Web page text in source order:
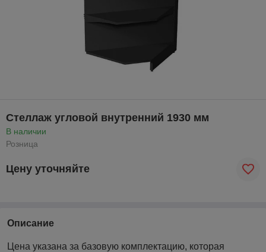
Стеллаж угловой внутренний 1930 мм
В наличии
Розница
Цену уточняйте
Описание
Цена указана за базовую комплектацию, которая